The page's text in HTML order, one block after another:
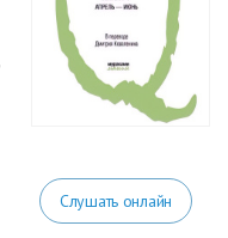
Слушать онлайн